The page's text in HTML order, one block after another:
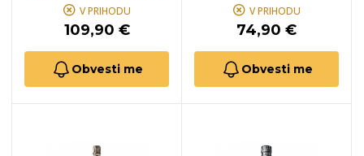
V PRIHODU
109,90 €
Obvesti me
V PRIHODU
74,90 €
Obvesti me